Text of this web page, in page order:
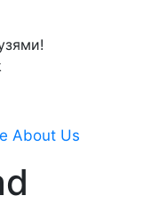
About Us